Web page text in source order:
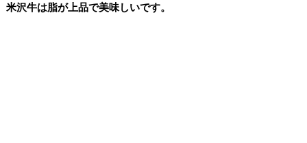
米沢牛は脂が上品で美味しいです。